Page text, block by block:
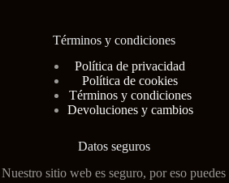
Términos y condiciones
Política de privacidad
Política de cookies
Términos y condiciones
Devoluciones y cambios
Datos seguros
Nuestro sitio web es seguro, por eso puedes